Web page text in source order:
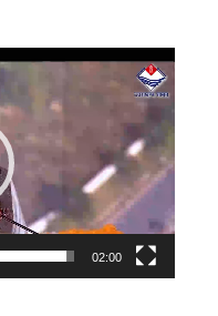
02:00